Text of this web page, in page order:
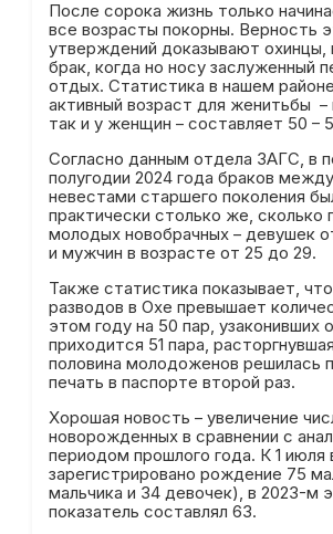
После сорока жизнь только
все возрасты покорны. Верность
утверждений доказывают охинцы,
брак, когда но носу заслуженный
отдых. Статистика в нашем
активный возраст для женитьбы –
так и у женщин – составляет 50 –
Согласно данным отдела ЗАГС, в
полугодии 2024 года браков
невестами старшего поколения
практически столько же, сколько
молодых новобрачных – девушек
и мужчин в возрасте от 25 до 29.
Также статистика показывает,
разводов в Охе превышает
этом году на 50 пар, узаконивших
приходится 51 пара,
половина молодоженов решилась
печать в паспорте второй раз.
Хорошая новость – увеличение
новорожденных в сравнении с
периодом прошлого года. К 1 июля
зарегистрировано рождение 75
мальчика и 34 девочек), в 2023-м
показатель составлял 63.